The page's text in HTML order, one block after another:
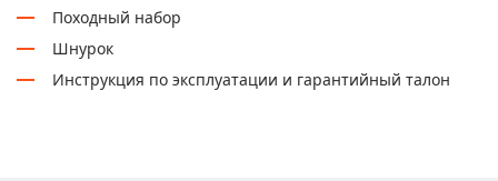
Походный набор
Шнурок
Инструкция по эксплуатации и гарантийный талон